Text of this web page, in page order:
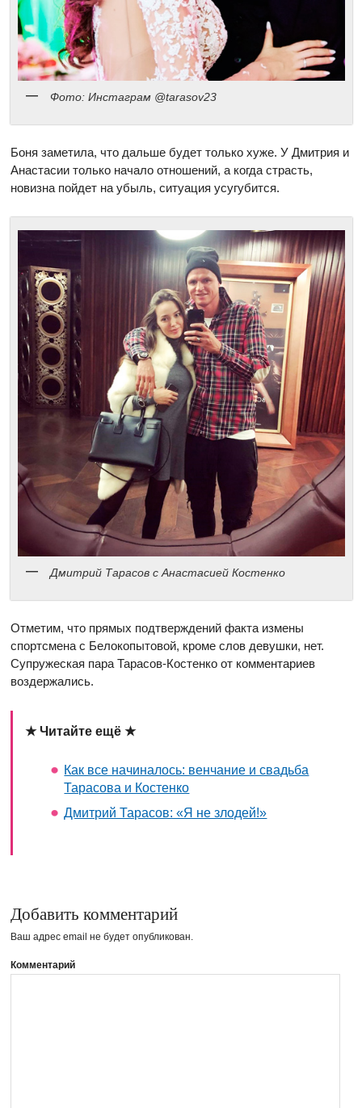
Фото: Инстаграм @tarasov23
Боня заметила, что дальше будет только хуже. У Дмитрия и
Анастасии только начало отношений, а когда страсть,
новизна пойдет на убыль, ситуация усугубится.
Дмитрий Тарасов с Анастасией Костенко
Отметим, что прямых подтверждений факта измены
спортсмена с Белокопытовой, кроме слов девушки, нет.
Супружеская пара Тарасов-Костенко от комментариев
воздержались.
★ Читайте ещё ★
Как все начиналось: венчание и свадьба
Тарасова и Костенко
Дмитрий Тарасов: «Я не злодей!»
Добавить комментарий
Ваш адрес email не будет опубликован.
Комментарий